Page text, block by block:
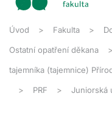
Úvod Fakulta
Ostatní opatření děkana
tajemníka (tajemnice)
PRF Juniorská